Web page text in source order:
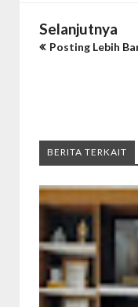
Selanjutnya
Posting Lebih
BERITA TERKAIT